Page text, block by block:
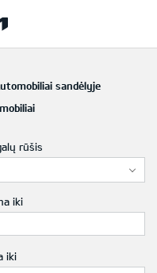
sandėlyje
rūšis
iki
iki